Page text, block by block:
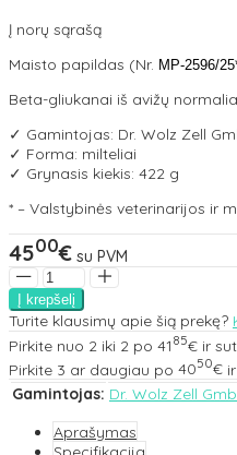
Į norų sąrašą
Maisto papildas (Nr. MP-2596/
Beta-gliukanai iš avižų
✓ Gamintojas: Dr. Wolz Zell
✓ Forma: milteliai
✓ Grynasis kiekis: 422 g
* – Valstybinės veterinarijos ir
4500€ su PVM
Turite klausimų apie šią prekę?
Pirkite nuo 2 iki 2 po 41 85€ ir
Pirkite 3 ar daugiau po 4050€
Gamintojas: Dr. Wolz Zell
Aprašymas